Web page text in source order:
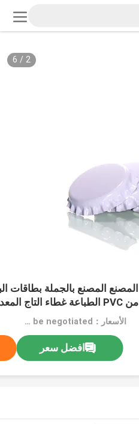
2
/
6
المصنع المصنع بالجملة بطاقات
من PVC الطباعة غطاء التاج المعدني
الأسعار：To be negotiated
افضل سعر